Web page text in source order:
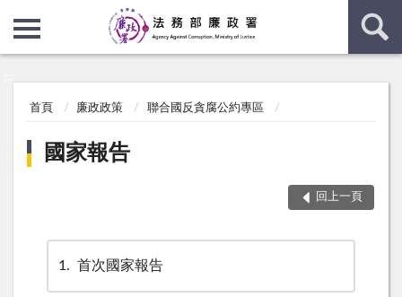
首頁 廉政政策 聯合國反貪腐公約專區
國家報告
回上一頁
1 首次國家報告